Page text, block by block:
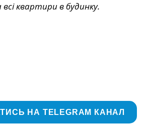
квартири в будинку.
НА TELEGRAM КАНАЛ